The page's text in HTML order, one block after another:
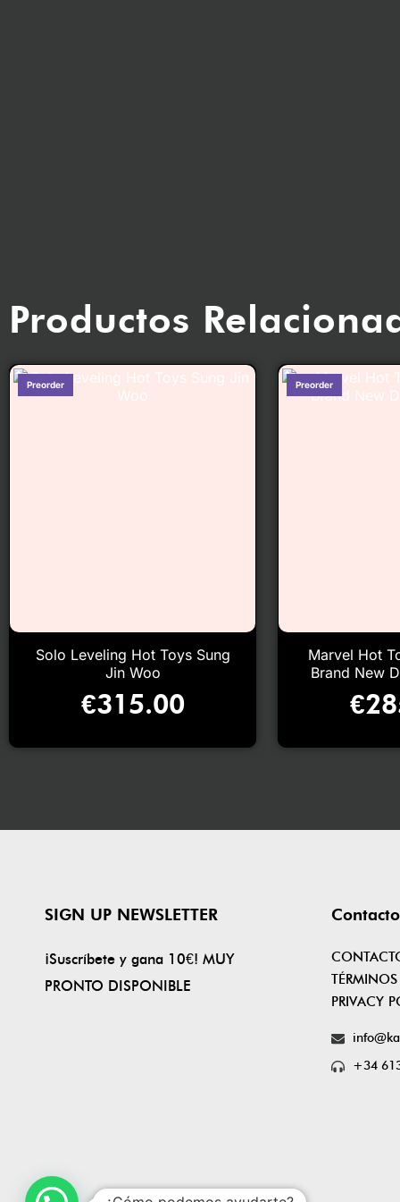
Productos
Solo Leveling Hot Toys Sung
Jin Woo
€315.00
Marvel Hot
Brand New
€
SIGN UP NEWSLETTER
¡Suscríbete y gana 10€! MUY
PRONTO DISPONIBLE
Contacto
PRIVACY
+34